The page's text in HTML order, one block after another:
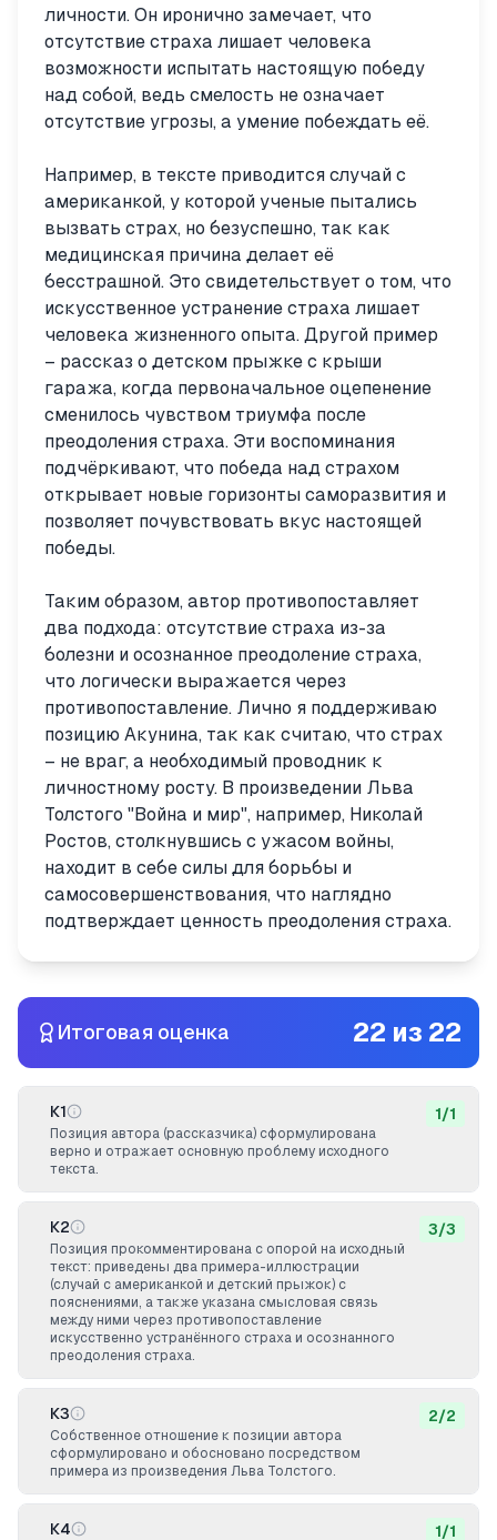
личности. Он иронично замечает, что
отсутствие страха лишает человека
возможности испытать настоящую победу
над собой, ведь смелость не означает
отсутствие угрозы, а умение побеждать её.
Например, в тексте приводится случай с
американкой, у которой ученые пытались
вызвать страх, но безуспешно, так как
медицинская причина делает её
бесстрашной. Это свидетельствует о том, что
искусственное устранение страха лишает
человека жизненного опыта. Другой пример
– рассказ о детском прыжке с крыши
гаража, когда первоначальное оцепенение
сменилось чувством триумфа после
преодоления страха. Эти воспоминания
подчёркивают, что победа над страхом
открывает новые горизонты саморазвития и
позволяет почувствовать вкус настоящей
победы.
Таким образом, автор противопоставляет
два подхода: отсутствие страха из-за
болезни и осознанное преодоление страха,
что логически выражается через
противопоставление. Лично я поддерживаю
позицию Акунина, так как считаю, что страх
– не враг, а необходимый проводник к
личностному росту. В произведении Льва
Толстого "Война и мир", например, Николай
Ростов, столкнувшись с ужасом войны,
находит в себе силы для борьбы и
самосовершенствования, что наглядно
подтверждает ценность преодоления страха.
Итоговая оценка 22 из 22
К1
Позиция автора (рассказчика) сформулирована
верно и отражает основную проблему исходного
текста.
1/1
К2
Позиция прокомментирована с опорой на исходный
текст: приведены два примера-иллюстрации
(случай с американкой и детский прыжок) с
пояснениями, а также указана смысловая связь
между ними через противопоставление
искусственно устранённого страха и осознанного
преодоления страха.
3/3
К3
Собственное отношение к позиции автора
сформулировано и обосновано посредством
примера из произведения Льва Толстого.
2/2
К4 1/1